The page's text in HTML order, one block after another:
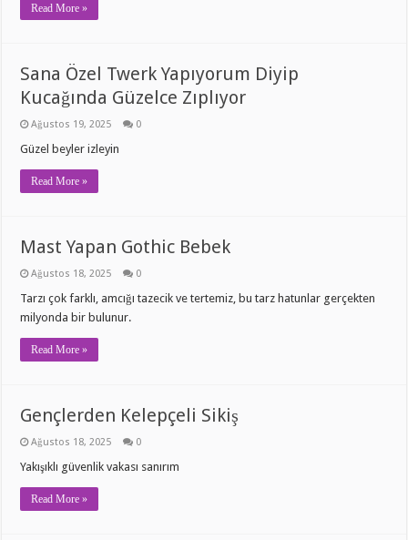
Read More »
Sana Özel Twerk Yapıyorum Diyip
Kucağında Güzelce Zıplıyor
Ağustos 19, 2025 0
Güzel beyler izleyin
Read More »
Mast Yapan Gothic Bebek
Ağustos 18, 2025 0
Tarzı çok farklı, amcığı tazecik ve tertemiz, bu tarz hatunlar gerçekten
milyonda bir bulunur.
Read More »
Gençlerden Kelepçeli Sikiş
Ağustos 18, 2025 0
Yakışıklı güvenlik vakası sanırım
Read More »